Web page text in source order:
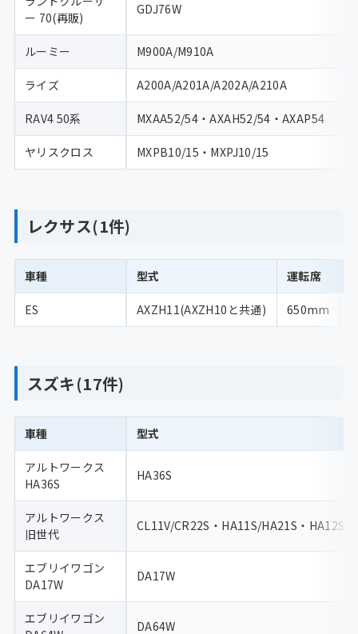
ー 70(再販)
GDJ76W
ルーミー M900A/M910A
ライズ A200A/A201A/A202A/A210A
RAV4 50系 MXAA52/54・AXAH52/54・AXAP54
ヤリスクロス MXPB10/15・MXPJ10/15
レクサス(1件)
車種 型式 運転席
ES AXZH11(AXZH10と共通) 650mm
スズキ(17件)
車種 型式
アルトワークス
HA36S
HA36S
アルトワークス
旧世代
CL11V/CR22S・HA11S/HA21S・HA12S/
エブリイワゴン
DA17W
DA17W
エブリイワゴン
DA64W